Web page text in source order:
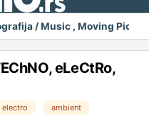
/ Music , Moving
eLeCtRo,
electro ambient